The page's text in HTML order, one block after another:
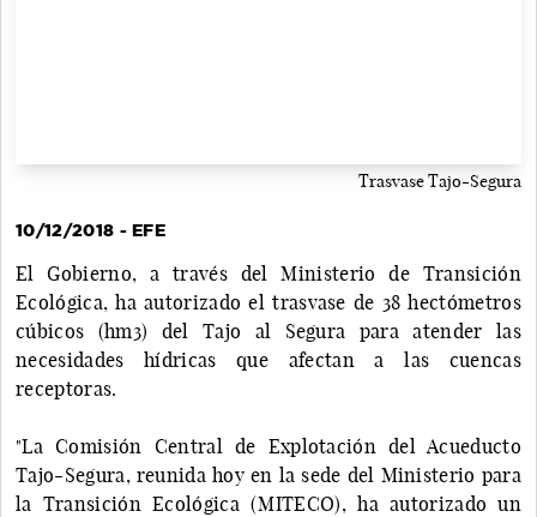
Trasvase Tajo-Segura
10/12/2018 - EFE
El Gobierno, a través del Ministerio de Transición
Ecológica, ha autorizado el trasvase de 38 hectómetros
cúbicos (hm3) del Tajo al Segura para atender las
necesidades hídricas que afectan a las cuencas
receptoras.
"La Comisión Central de Explotación del Acueducto
Tajo-Segura, reunida hoy en la sede del Ministerio para
la Transición Ecológica (MITECO), ha autorizado un